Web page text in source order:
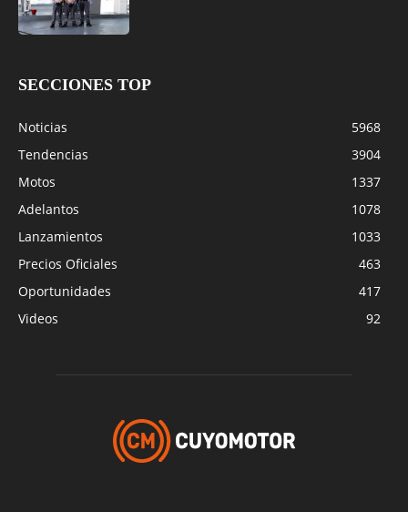
SECCIONES TOP
Noticias
5968
Tendencias
3904
Motos
1337
Adelantos
1078
Lanzamientos
1033
Precios Oficiales
463
Oportunidades
417
Videos
92